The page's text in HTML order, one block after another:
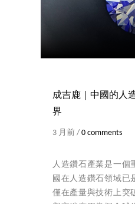
成吉鹿｜中國的人
界
3 月前 /0 comments
人造鑽石產業是一個
國在人造鑽石領域已
僅在產量與技術上突